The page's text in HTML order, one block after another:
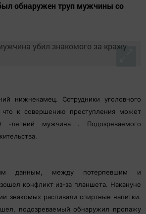
обнаружен труп мужчины со
нижнекамец. Сотрудники уголовного
что к совершению преступления может
-летний мужчина . Подозреваемого
данным, между потерпевшим и
конфликт из-за планшета. Накануне
знакомых распивали спиртные напитки.
подозреваемый обнаружил пропажу